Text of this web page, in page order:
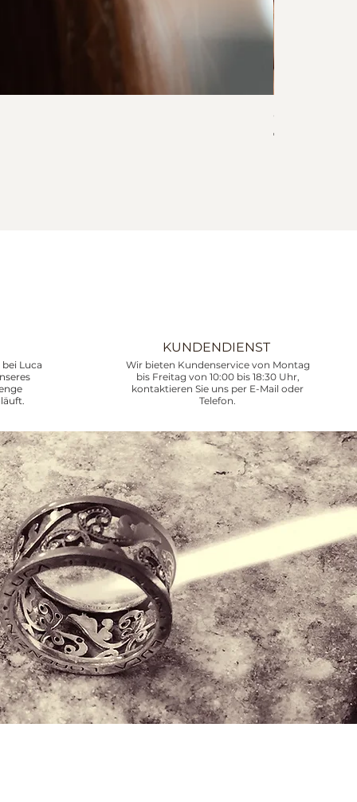
Collar
Preis
745,00 €
Luca
KUNDENDIENST
Wir bieten Kundenservice von Montag
bis Freitag von 10:00 bis 18:30 Uhr,
kontaktieren Sie uns per E-Mail oder
Telefon.